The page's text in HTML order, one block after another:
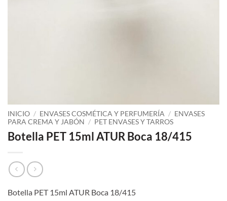
INICIO / ENVASES COSMÉTICA Y PERFUMERÍA / ENVASES
PARA CREMA Y JABÓN / PET ENVASES Y TARROS
Botella PET 15ml ATUR Boca 18/415
Botella PET 15ml ATUR Boca 18/415